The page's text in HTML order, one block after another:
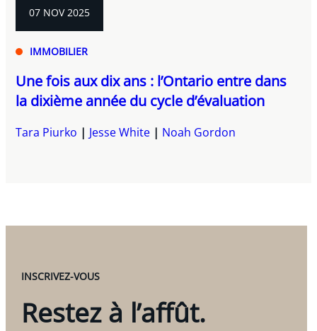
07 NOV 2025
IMMOBILIER
Une fois aux dix ans : l’Ontario entre dans
la dixième année du cycle d’évaluation
Tara Piurko Jesse White Noah Gordon
INSCRIVEZ-VOUS
Restez à l’affût.